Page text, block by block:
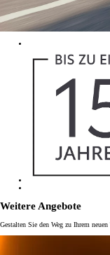
Weitere Angebote
Gestalten Sie den Weg zu Ihrem